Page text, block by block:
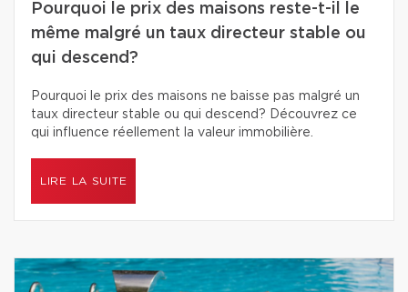
Pourquoi le prix des maisons reste-t-il le
même malgré un taux directeur stable ou
qui descend?
Pourquoi le prix des maisons ne baisse pas malgré un
taux directeur stable ou qui descend? Découvrez ce
qui influence réellement la valeur immobilière.
LIRE LA SUITE